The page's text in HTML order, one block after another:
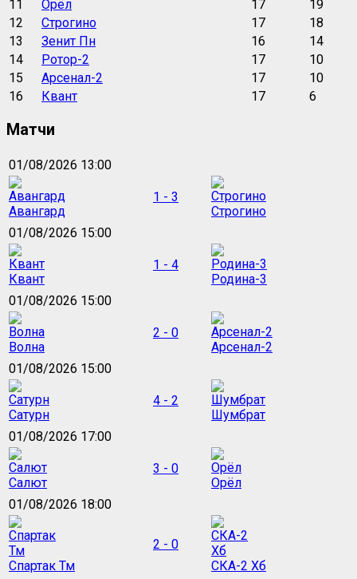
11
Орёл 17
19
12
Строгино 17
18
13
Зенит Пн 16
14
14
Ротор-2 17
10
15
Арсенал-2 17
10
16
Квант 17 6
Матчи
01/08/2026 13:00
Авангард
1 - 3
Строгино
01/08/2026 15:00
Квант
1 - 4
Родина-3
01/08/2026 15:00
Волна
2 - 0
Арсенал-2
01/08/2026 15:00
Сатурн
4 - 2
Шумбрат
01/08/2026 17:00
Салют
3 - 0
Орёл
01/08/2026 18:00
Спартак Тм
2 - 0
СКА-2 Хб